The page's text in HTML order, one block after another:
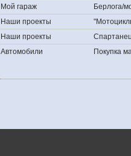
Мой гараж
Берлога/
Наши проекты
Наши проекты
Автомобили
Покупка